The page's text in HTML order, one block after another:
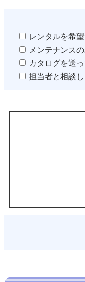
レンタルを希
メンテナンス
カタログを送
担当者と相談